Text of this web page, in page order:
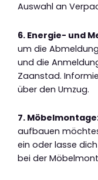
Auswahl an
6. Energie- und
um die
und die
Zaanstad.
über den Umzug.
7.
aufbauen
ein oder lasse
bei der